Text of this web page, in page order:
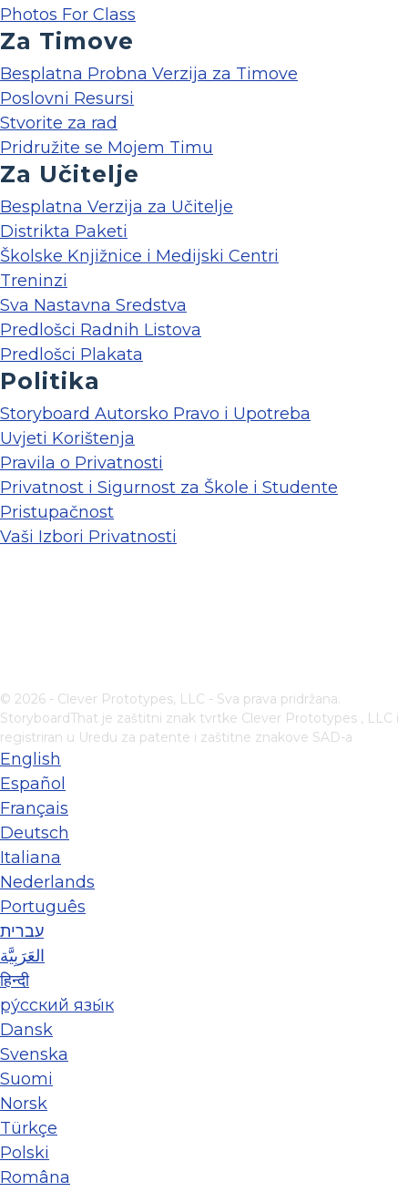
Photos For Class
Za Timove
Besplatna Probna Verzija za Timove
Poslovni Resursi
Stvorite za rad
Pridružite se Mojem Timu
Za Učitelje
Besplatna Verzija za Učitelje
Distrikta Paketi
Školske Knjižnice i Medijski Centri
Treninzi
Sva Nastavna Sredstva
Predlošci Radnih Listova
Predlošci Plakata
Politika
Storyboard Autorsko Pravo i Upotreba
Uvjeti Korištenja
Pravila o Privatnosti
Privatnost i Sigurnost za Škole i Studente
Pristupačnost
Vaši Izbori Privatnosti
© 2026 - Clever Prototypes, LLC - Sva prava pridržana.
StoryboardThat je zaštitni znak tvrtke Clever Prototypes , LLC i
registriran u Uredu za patente i zaštitne znakove SAD-a
English
Español
Français
Deutsch
Italiana
Nederlands
Português
עברית
العَرَبِيَّة
हिन्दी
ру́сский язы́к
Dansk
Svenska
Suomi
Norsk
Türkçe
Polski
Româna